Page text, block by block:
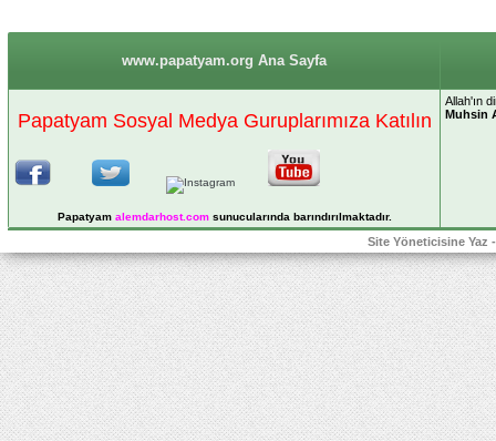
www.papatyam.org Ana Sayfa
Papatyam Sosyal Medya Guruplarımıza Katılın
Papatyam alemdarhost.comsunucularında barındırılmaktadır.
Allah'ın
Muhsin
Site Yöneticisine Yaz